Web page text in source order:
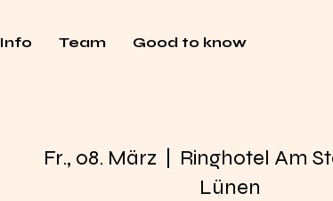
Info Team Good to know
Fr., 08. März
Ringhotel Am
Lünen